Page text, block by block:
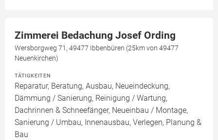
Zimmerei Bedachung Josef Ording
Wersborgweg 71, 49477 Ibbenbüren (25km von 49477
Neuenkirchen)
TÄTIGKEITEN
Reparatur, Beratung, Ausbau, Neueindeckung,
Dämmung / Sanierung, Reinigung / Wartung,
Dachrinnen & Schneefänger, Neueinbau / Montage,
Sanierung / Umbau, Innenausbau, Verlegen, Planung &
Bau